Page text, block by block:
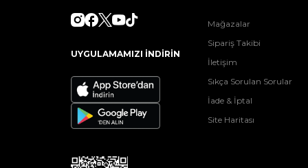
UYGULAMAMIZI İNDİRİN
Mağazalar
Sipariş Takibi
İletişim
Sıkça Sorulan Sorular
İade & İptal
Site Haritası